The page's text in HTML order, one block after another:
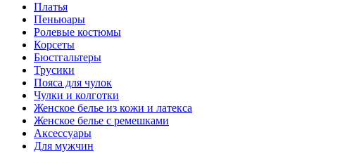
Платья
Пеньюары
Ролевые костюмы
Корсеты
Бюстгальтеры
Трусики
Пояса для чулок
Чулки и колготки
Женское белье из кожи и латекса
Женское белье с ремешками
Аксессуары
Для мужчин